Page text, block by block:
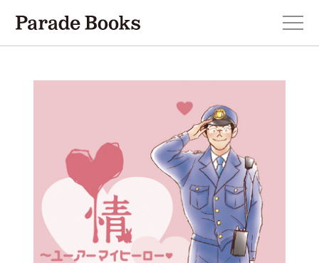
新刊・近刊のお知らせ
おすすめ！この一冊。
小説